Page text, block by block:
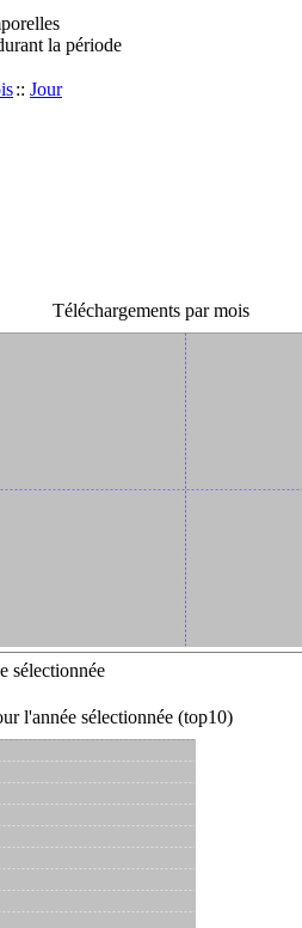
la période
:: Jour
Téléchargements par mois
sélectionnée
l'année sélectionnée (top10)